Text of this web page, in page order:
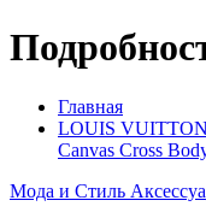
Главная
LOUIS VUITTON
Canvas Cross
Мода и Стиль